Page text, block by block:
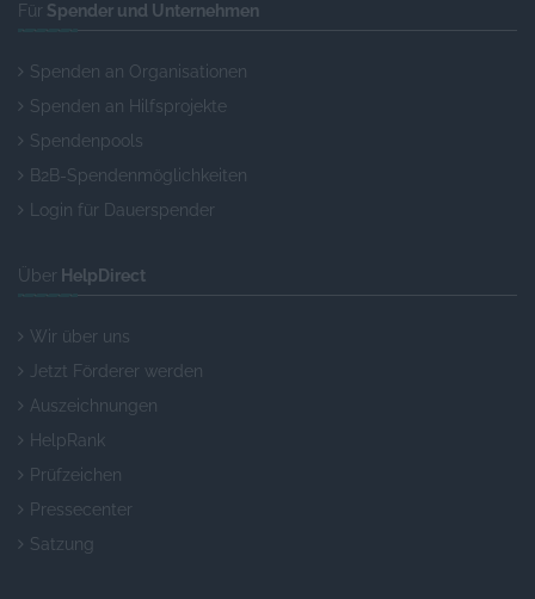
Für Spender und Unternehmen
Spenden an Organisationen
Spenden an Hilfsprojekte
Spendenpools
B2B-Spendenmöglichkeiten
Login für Dauerspender
Über HelpDirect
Wir über uns
Jetzt Förderer werden
Auszeichnungen
HelpRank
Prüfzeichen
Pressecenter
Satzung